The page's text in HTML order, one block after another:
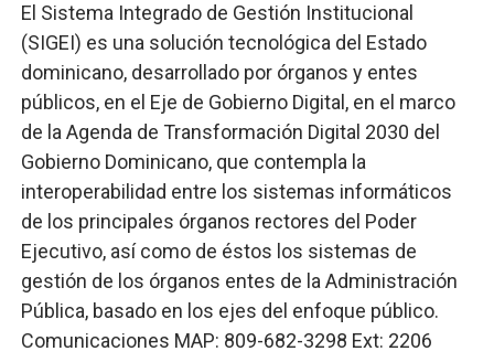
El Sistema Integrado de Gestión Institucional
(SIGEI) es una solución tecnológica del Estado
dominicano, desarrollado por órganos y entes
públicos, en el Eje de Gobierno Digital, en el marco
de la Agenda de Transformación Digital 2030 del
Gobierno Dominicano, que contempla la
interoperabilidad entre los sistemas informáticos
de los principales órganos rectores del Poder
Ejecutivo, así como de éstos los sistemas de
gestión de los órganos entes de la Administración
Pública, basado en los ejes del enfoque público.
Comunicaciones MAP: 809-682-3298 Ext: 2206